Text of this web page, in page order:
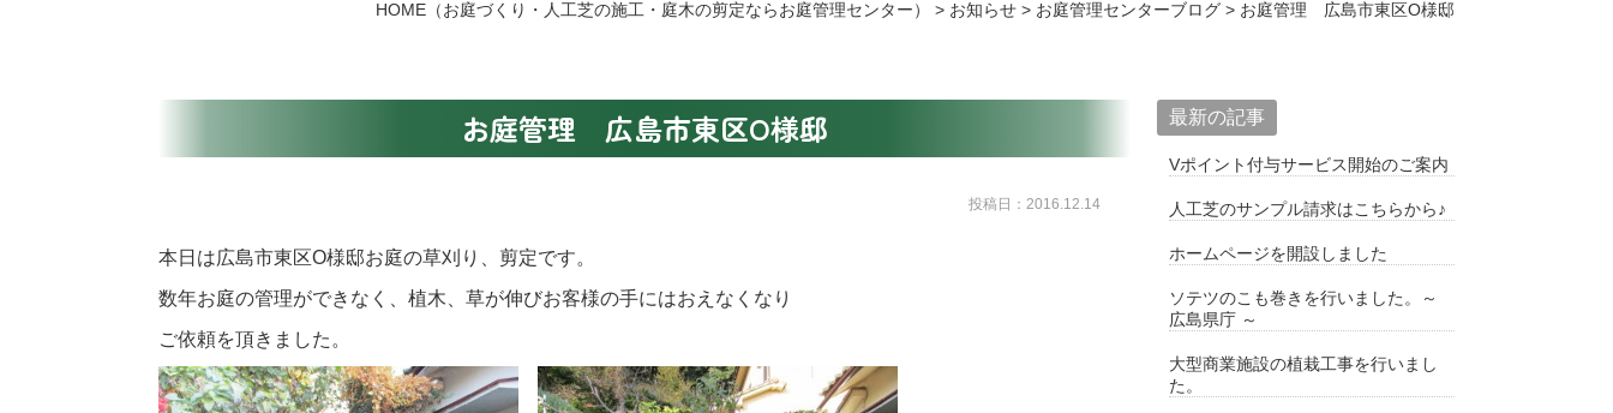
HOME （お庭づくり・人工芝の施工・庭木の剪定ならお庭管理センター） > お知らせ > お庭管理センターブログ > お庭管理 広島市東区O様邸
お庭管理 広島市東区O様邸
投稿日：2016.12.14
本日は広島市東区O様邸お庭の草刈り、剪定です。
数年お庭の管理ができなく、植木、草が伸びお客様の手にはおえなくなり
ご依頼を頂きました。
最新の記事
Vポイント付与サービス開始のご案内
人工芝のサンプル請求はこちらから♪
ホームページを開設しました
ソテツのこも巻きを行いました。～
広島県庁 ～
大型商業施設の植栽工事を行いまし
た。